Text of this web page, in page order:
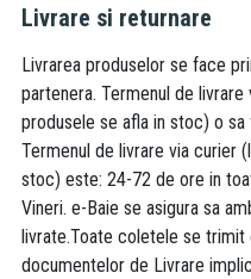
Livrare si returnare
Livrarea produselor se face
partenera. Termenul de
produsele se afla in stoc) o
Termenul de livrare via curier
stoc) este: 24-72 de ore in
Vineri. e-Baie se asigura sa
livrate.Toate coletele se trimit
documentelor de Livrare